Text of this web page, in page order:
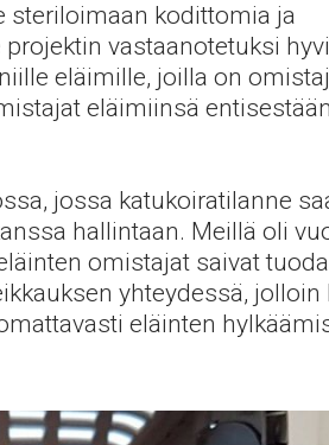
steriloimaan kodittomia ja
vastaanotetuksi
eläimille, joilla on
eläimiinsä
jossa katukoiratilanne
hallintaan. Meillä oli
omistajat saivat
yhteydessä, jolloin
eläinten